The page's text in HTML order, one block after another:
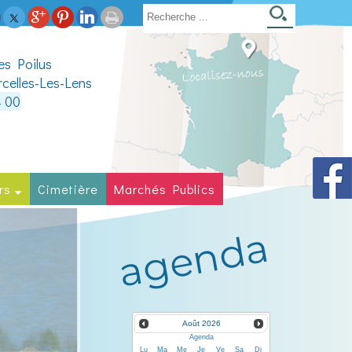
Poilus
Les-Lens
00
Cimetière Marchés Publics
agenda
Août 2026
Agenda
Lu
Ma Me Je Ve Sa Di